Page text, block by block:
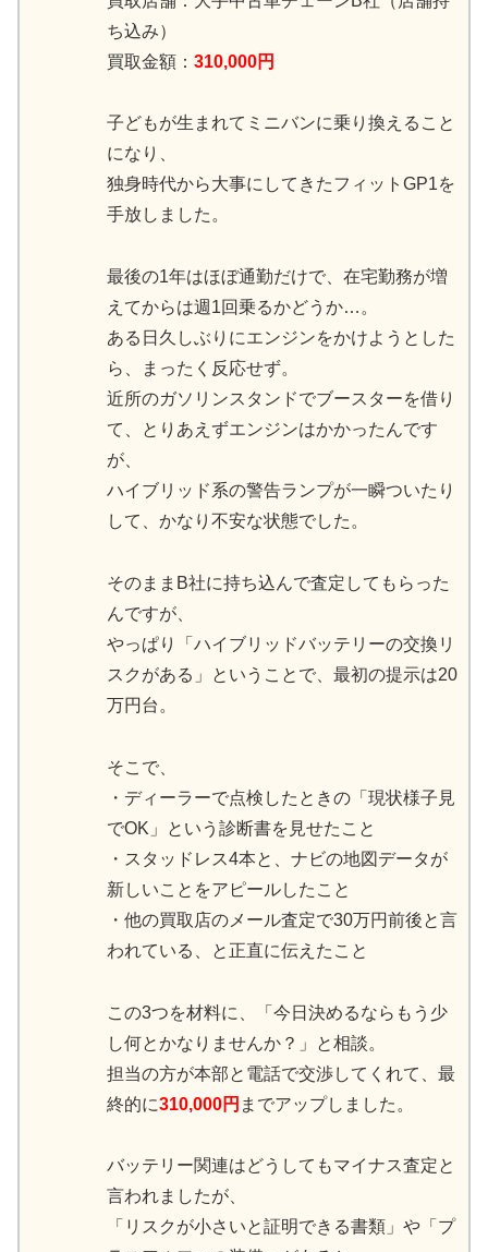
ち込み）
買取金額： 310,000円
子どもが生まれてミニバンに乗り換えること
になり、
独身時代から大事にしてきたフィットGP1を
手放しました。
最後の1年はほぼ通勤だけで、在宅勤務が増
えてからは週1回乗るかどうか…。
ある日久しぶりにエンジンをかけようとした
ら、まったく反応せず。
近所のガソリンスタンドでブースターを借り
て、とりあえずエンジンはかかったんです
が、
ハイブリッド系の警告ランプが一瞬ついたり
して、かなり不安な状態でした。
そのままB社に持ち込んで査定してもらった
んですが、
やっぱり「ハイブリッドバッテリーの交換リ
スクがある」ということで、最初の提示は20
万円台。
そこで、
・ディーラーで点検したときの「現状様子見
でOK」という診断書を見せたこと
・スタッドレス4本と、ナビの地図データが
新しいことをアピールしたこと
・他の買取店のメール査定で30万円前後と言
われている、と正直に伝えたこと
この3つを材料に、「今日決めるならもう少
し何とかなりませんか？」と相談。
担当の方が本部と電話で交渉してくれて、最
終的に310,000円 までアップしました。
バッテリー関連はどうしてもマイナス査定と
言われましたが、
「リスクが小さいと証明できる書類」や「プ